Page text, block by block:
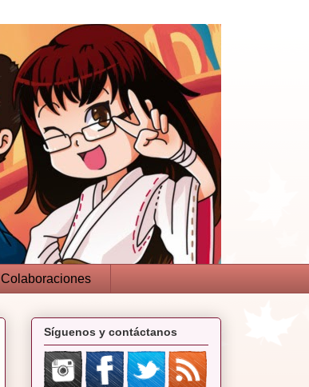
Colaboraciones
Síguenos y contáctanos